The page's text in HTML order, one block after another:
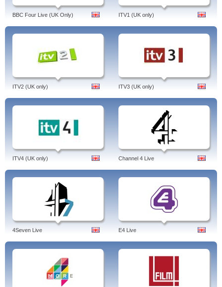
BBC Four Live (UK Only) ITV1 (UK only)
ITV2 (UK only) ITV3 (UK only)
ITV4 (UK only) Channel 4 Live
4Seven Live E4 Live